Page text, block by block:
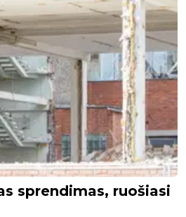
sprendimas, ruošiasi